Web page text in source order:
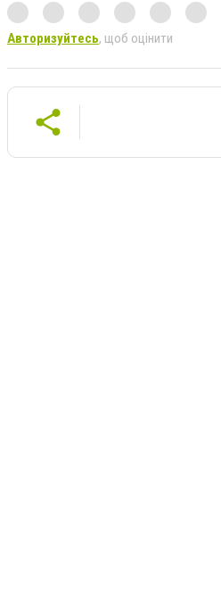
Авторизуйтесь, щоб оцінити